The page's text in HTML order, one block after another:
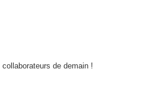
de demain !